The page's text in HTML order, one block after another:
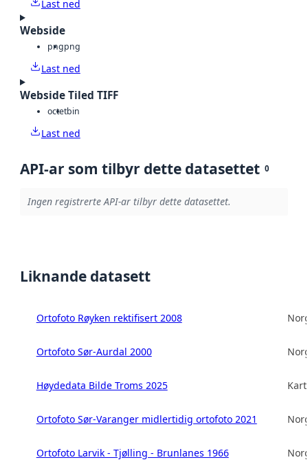
Last ned
Webside
pngpng
Last ned
Webside Tiled TIFF
octetbin
Last ned
API-ar som tilbyr dette datasettet 0
Ingen registrerte API-ar tilbyr dette datasettet.
Liknande datasett
Ortofoto Røyken rektifisert 2008
Ortofoto Sør-Aurdal 2000
Høydedata Bilde Troms 2025
Ortofoto Sør-Varanger midlertidig ortofoto 2021
Ortofoto Larvik - Tjølling - Brunlanes 1966